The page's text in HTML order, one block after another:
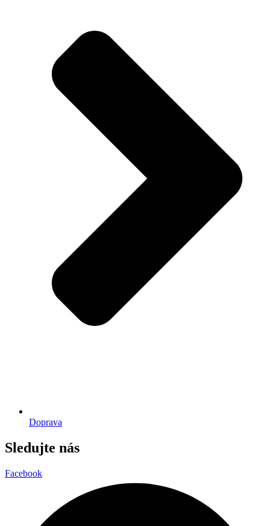
Doprava
Sledujte nás
Facebook